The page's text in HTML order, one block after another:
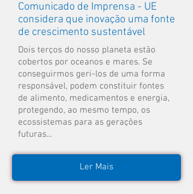
Comunicado de Imprensa - UE
considera que inovação uma fonte
de crescimento sustentável
Dois terços do nosso planeta estão
cobertos por oceanos e mares. Se
conseguirmos geri-los de uma forma
responsável, podem constituir fontes
de alimento, medicamentos e energia,
protegendo, ao mesmo tempo, os
ecossistemas para as gerações
futuras...
Ler Mais